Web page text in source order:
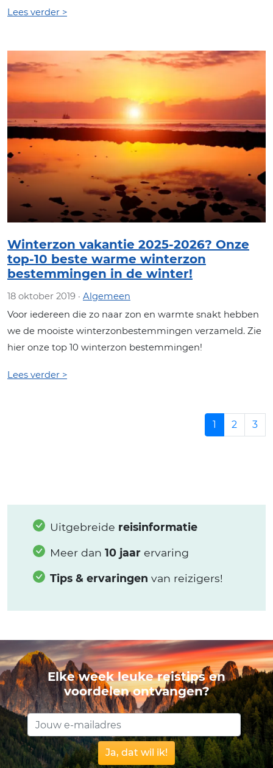
Lees verder >
Winterzon vakantie 2025-2026? Onze
top-10 beste warme winterzon
bestemmingen in de winter!
18 oktober 2019 · Algemeen
Voor iedereen die zo naar zon en warmte snakt hebben
we de mooiste winterzonbestemmingen verzameld. Zie
hier onze top 10 winterzon bestemmingen!
Lees verder >
1 2 3
Uitgebreide reisinformatie
Meer dan 10 jaar ervaring
Tips & ervaringen van reizigers!
Elke week leuke reistips en
voordelen ontvangen?
Ja, dat wil ik!